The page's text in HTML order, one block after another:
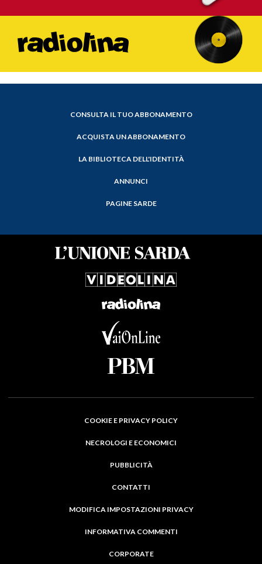
CONSULTA IL TUO ABBONAMENTO
ACQUISTA UN ABBONAMENTO
LA BIBLIOTECA DELL'IDENTITÀ
ANNUNCI
PAGINE SARDE
COOKIE E PRIVACY POLICY
NECROLOGI E ECONOMICI
PUBBLICITÀ
CONTATTI
MODIFICA IMPOSTAZIONI PRIVACY
INFORMATIVA COMMENTI
CORPORATE